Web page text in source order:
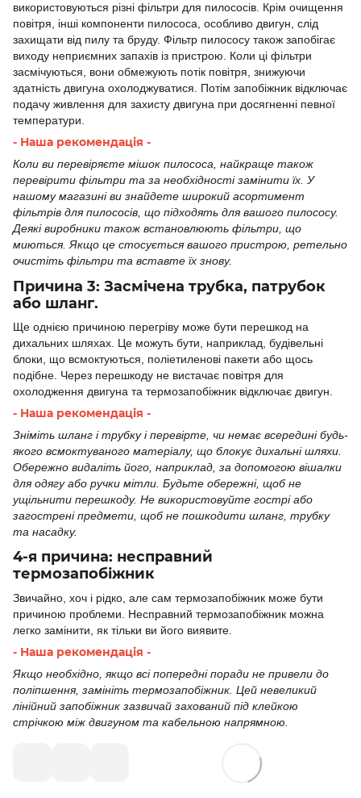
використовуються різні фільтри для пилососів. Крім очищення
повітря, інші компоненти пилососа, особливо двигун, слід
захищати від пилу та бруду. Фільтр пилососу також запобігає
виходу неприємних запахів із пристрою. Коли ці фільтри
засмічуються, вони обмежують потік повітря, знижуючи
здатність двигуна охолоджуватися. Потім запобіжник відключає
подачу живлення для захисту двигуна при досягненні певної
температури.
- Наша рекомендація -
Коли ви перевіряєте мішок пилососа, найкраще також
перевірити фільтри та за необхідності замінити їх. У
нашому магазині ви знайдете широкий асортимент
фільтрів для пилососів, що підходять для вашого пилососу.
Деякі виробники також встановлюють фільтри, що
миються. Якщо це стосується вашого пристрою, ретельно
очистіть фільтри та вставте їх знову.
Причина 3: Засмічена трубка, патрубок
або шланг.
Ще однією причиною перегріву може бути перешкод на
дихальних шляхах. Це можуть бути, наприклад, будівельні
блоки, що всмоктуються, поліетиленові пакети або щось
подібне. Через перешкоду не вистачає повітря для
охолодження двигуна та термозапобіжник відключає двигун.
- Наша рекомендація -
Зніміть шланг і трубку і перевірте, чи немає всередині будь-
якого всмоктуваного матеріалу, що блокує дихальні шляхи.
Обережно видаліть його, наприклад, за допомогою вішалки
для одягу або ручки мітли. Будьте обережні, щоб не
ущільнити перешкоду. Не використовуйте гострі або
загострені предмети, щоб не пошкодити шланг, трубку
та насадку.
4-я причина: несправний
термозапобіжник
Звичайно, хоч і рідко, але сам термозапобіжник може бути
причиною проблеми. Несправний термозапобіжник можна
легко замінити, як тільки ви його виявите.
- Наша рекомендація -
Якщо необхідно, якщо всі попередні поради не привели до
поліпшення, замініть термозапобіжник. Цей невеликий
лінійний запобіжник зазвичай захований під клейкою
стрічкою між двигуном та кабельною напрямною.